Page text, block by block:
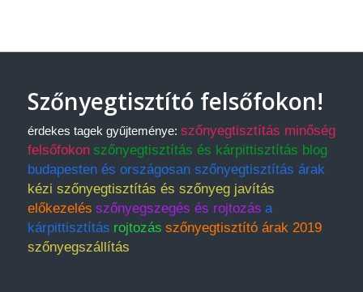
Szőnyegtisztító felsőfokon!
érdekes tagek gyűjteménye: szőnyegtisztítás minőség
felsőfokon szőnyegtisztítás és kárpittisztítás blog
budapesten és országosan szőnyegtisztítás árak
kézi szőnyegtisztítás és szőnyeg javítás
előkezelés szőnyegszegés és rojtozás a
kárpittisztítás rojtozás szőnyegtisztító árak 2019
szőnyegszállítás